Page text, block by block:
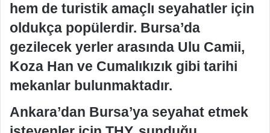
hem de turistik amaçlı seyahatler için
oldukça popülerdir. Bursa’da
gezilecek yerler arasında Ulu Camii,
Koza Han ve Cumalıkızık gibi tarihi
mekanlar bulunmaktadır.
Ankara’dan Bursa’ya seyahat etmek